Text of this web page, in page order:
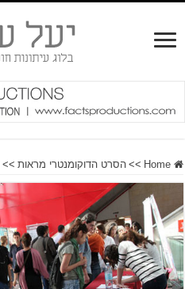
Home
>> הסרט הדוקומנטרי מראות >>